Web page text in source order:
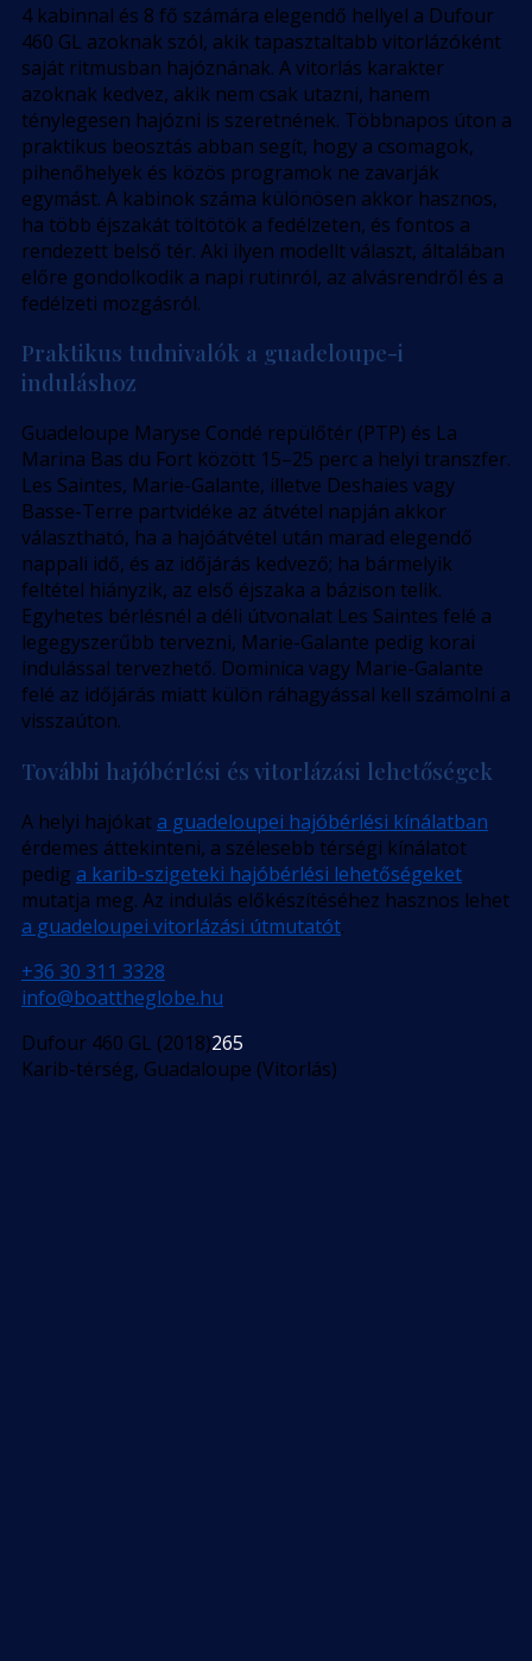
4 kabinnal és 8 fő számára elegendő hellyel a Dufour
460 GL azoknak szól, akik tapasztaltabb vitorlázóként
saját ritmusban hajóznának. A vitorlás karakter
azoknak kedvez, akik nem csak utazni, hanem
ténylegesen hajózni is szeretnének. Többnapos úton a
praktikus beosztás abban segít, hogy a csomagok,
pihenőhelyek és közös programok ne zavarják
egymást. A kabinok száma különösen akkor hasznos,
ha több éjszakát töltötök a fedélzeten, és fontos a
rendezett belső tér. Aki ilyen modellt választ, általában
előre gondolkodik a napi rutinról, az alvásrendről és a
fedélzeti mozgásról.
Praktikus tudnivalók a guadeloupe-i
induláshoz
Guadeloupe Maryse Condé repülőtér (PTP) és La
Marina Bas du Fort között 15–25 perc a helyi transzfer.
Les Saintes, Marie-Galante, illetve Deshaies vagy
Basse-Terre partvidéke az átvétel napján akkor
választható, ha a hajóátvétel után marad elegendő
nappali idő, és az időjárás kedvező; ha bármelyik
feltétel hiányzik, az első éjszaka a bázison telik.
Egyhetes bérlésnél a déli útvonalat Les Saintes felé a
legegyszerűbb tervezni, Marie-Galante pedig korai
indulással tervezhető. Dominica vagy Marie-Galante
felé az időjárás miatt külön ráhagyással kell számolni a
visszaúton.
További hajóbérlési és vitorlázási lehetőségek
A helyi hajókata guadeloupei hajóbérlési kínálatban
érdemes áttekinteni, a szélesebb térségi kínálatot
pedig a karib-szigeteki hajóbérlési lehetőségeket
mutatja meg. Az indulás előkészítéséhez hasznos lehet
a guadeloupei vitorlázási útmutatót.
+36 30 311 3328
info@boattheglobe.hu
Dufour 460 GL (2018)265
Karib-térség, Guadaloupe (Vitorlás)